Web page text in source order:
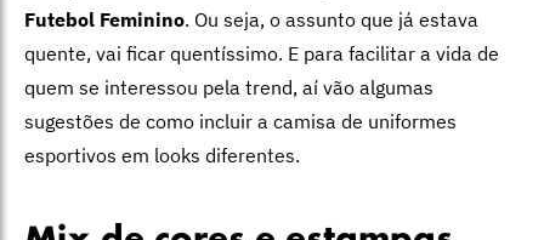
Futebol Feminino. Ou seja, o assunto que já estava
quente, vai ficar quentíssimo. E para facilitar a vida de
quem se interessou pela trend, aí vão algumas
sugestões de como incluir a camisa de uniformes
esportivos em looks diferentes.